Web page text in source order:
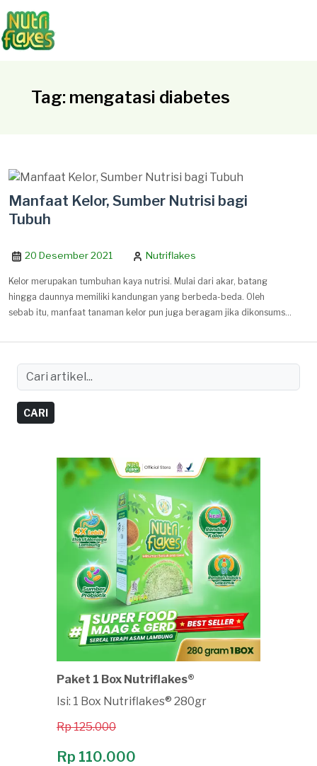
Tag: mengatasi diabetes
Manfaat Kelor, Sumber Nutrisi bagi
Tubuh
20 Desember 2021 Nutriflakes
Kelor merupakan tumbuhan kaya nutrisi. Mulai dari akar, batang
hingga daunnya memiliki kandungan yang berbeda-beda. Oleh
sebab itu, manfaat tanaman kelor pun juga beragam jika dikonsumsi
CARI
Paket 1 Box Nutriflakes®
Isi: 1 Box Nutriflakes® 280gr
Rp 125.000
Rp 110.000